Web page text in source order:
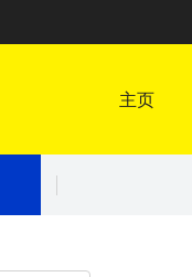
主页